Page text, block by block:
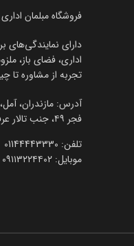
فروشگاه مبلمان
دارای نمایندگی‌های
اداری، فضای باز،
تجربه از مشاوره تا
آدرس: مازندران،
فجر ۴۹، جنب تالار عرفان
تلفن:‌ 01144443330
موبایل:‌ ۰۹۱۱۳۲۲۴۴۰۲